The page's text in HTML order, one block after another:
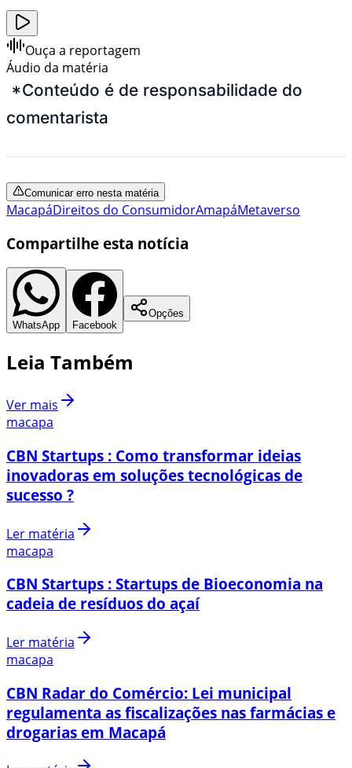
Ouça a reportagem
Áudio da matéria
*Conteúdo é de responsabilidade do
comentarista
Comunicar erro nesta matéria
MacapáDireitos do ConsumidorAmapáMetaverso
Compartilhe esta notícia
WhatsApp Facebook
Opções
Leia Também
Ver mais
macapa
CBN Startups : Como transformar ideias
inovadoras em soluções tecnológicas de
sucesso ?
Ler matéria
macapa
CBN Startups : Startups de Bioeconomia na
cadeia de resíduos do açaí
Ler matéria
macapa
CBN Radar do Comércio: Lei municipal
regulamenta as fiscalizações nas farmácias e
drogarias em Macapá